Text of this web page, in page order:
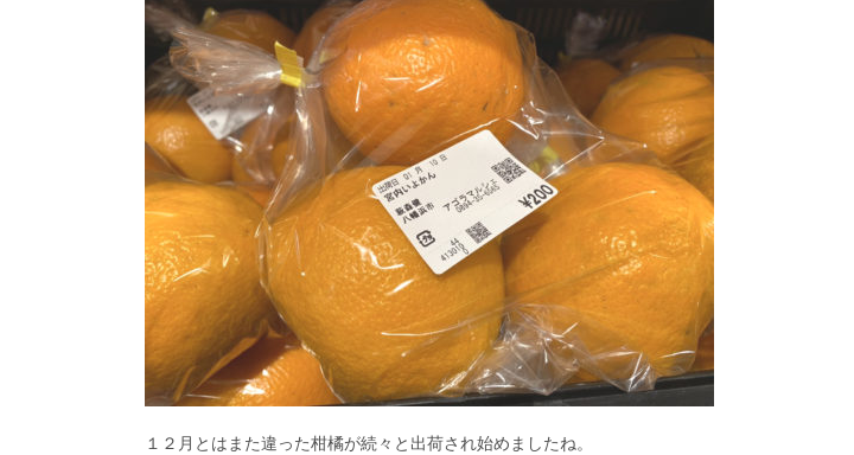
１２月とはまた違った柑橘が続々と出荷され始めましたね。